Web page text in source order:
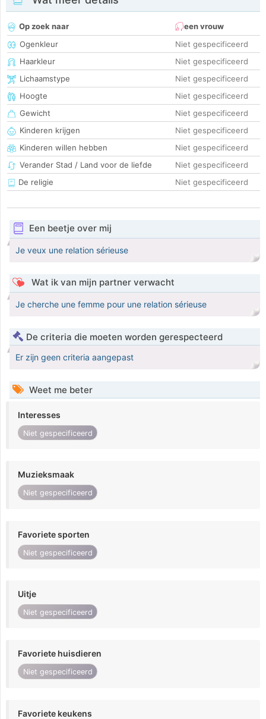
Op zoek naar
een vrouw
Ogenkleur
Niet gespecificeerd
Haarkleur
Niet gespecificeerd
Lichaamstype
Niet gespecificeerd
Hoogte
Niet gespecificeerd
Gewicht
Niet gespecificeerd
Kinderen krijgen
Niet gespecificeerd
Kinderen willen hebben
Niet gespecificeerd
Verander Stad / Land voor de liefde
Niet gespecificeerd
De religie
Niet gespecificeerd
Een beetje over mij
Je veux une relation sérieuse
Wat ik van mijn partner verwacht
Je cherche une femme pour une relation sérieuse
De criteria die moeten worden gerespecteerd
Er zijn geen criteria aangepast
Weet me beter
Interesses
Niet gespecificeerd
Muzieksmaak
Niet gespecificeerd
Favoriete sporten
Niet gespecificeerd
Uitje
Niet gespecificeerd
Favoriete huisdieren
Niet gespecificeerd
Favoriete keukens